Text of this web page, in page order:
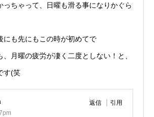
っちゃって、日曜も滑る事になりかぐら
にも先にもこの時が初めてで
月曜の疲労が凄く二度としない！と、
す(笑
返信 引用